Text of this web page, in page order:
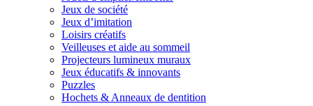
Jeux de société
Jeux d’imitation
Loisirs créatifs
Veilleuses et aide au sommeil
Projecteurs lumineux muraux
Jeux éducatifs & innovants
Puzzles
Hochets & Anneaux de dentition